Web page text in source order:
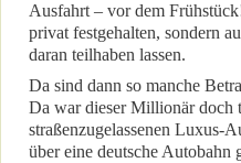
Ausfahrt – vor dem
privat festgehalten, sondern
daran teilhaben lassen.
Da sind dann so manche
Da war dieser Millionär doch
straßenzugelassenen Luxus-
über eine deutsche Autobahn